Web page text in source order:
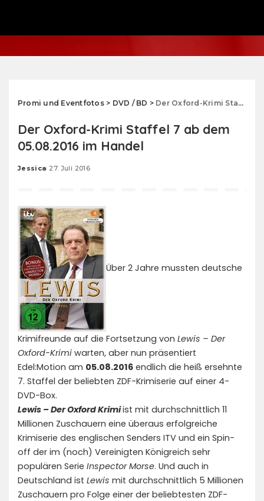
Promi und Eventfotos> DVD / BD > Der Oxford-Krimi Staffel 7 ab dem 05.08.2016 im Handel
Der Oxford-Krimi Staffel 7 ab dem
05.08.2016 im Handel
Posted
Jessica 27. Juli 2016
Über 2 Jahre mussten deutsche
Krimifreunde auf die Fortsetzung von Lewis – Der
Oxford-Krimi warten, aber nun präsentiert
Edel:Motion am 05.08.2016 endlich die heiß ersehnte
7. Staffel der beliebten ZDF-Krimiserie auf einer 4-
DVD-Box.
Lewis – Der Oxford Krimiist mit durchschnittlich 11
Millionen Zuschauern eine überaus erfolgreiche
Krimiserie des englischen Senders ITV und ein Spin-
off der im (noch) Vereinigten Königreich sehr
populären Serie Inspector Morse. Und auch in
Deutschland ist Lewis mit durchschnittlich 5 Millionen
Zuschauern pro Folge einer der beliebtesten ZDF-